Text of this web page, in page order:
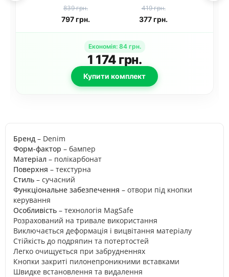
Pro Max (6.7")
Light blue
839 грн.
797грн.
iPhone 14 Pro Max
/ 15 Plus / 16 Plus
(6.7") Чорний
419 грн.
377грн.
Економія: 84грн.
1 174 грн.
Купити комплект
Бренд – Denim
Форм-фактор – бампер
Матеріал – полікарбонат
Поверхня – текстурна
Стиль – сучасний
Функціональне забезпечення – отвори під кнопки
керування
Особливість – технологія MagSafe
Розрахований на тривале використання
Виключається деформація і вицвітання матеріалу
Стійкість до подряпин та потертостей
Легко очищується при забрудненнях
Кнопки закриті пилонепроникними вставками
Швидке встановлення та видалення